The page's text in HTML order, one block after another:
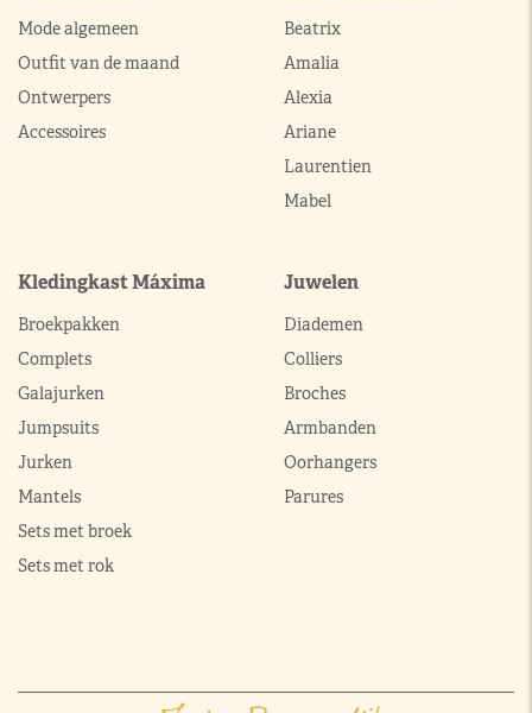
Mode algemeen
Outfit van de maand
Ontwerpers
Accessoires
Beatrix
Amalia
Alexia
Ariane
Laurentien
Mabel
Kledingkast Máxima
Broekpakken
Complets
Galajurken
Jumpsuits
Jurken
Mantels
Sets met broek
Sets met rok
Juwelen
Diademen
Colliers
Broches
Armbanden
Oorhangers
Parures